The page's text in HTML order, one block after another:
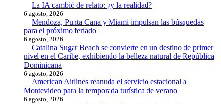
La IA cambió de relato: ¿y la realidad?
6 agosto, 2026
Mendoza, Punta Cana y Miami impulsan las búsquedas
para el próximo feriado
6 agosto, 2026
Catalina Sugar Beach se convierte en un destino de primer
nivel en el Caribe, exhibiendo la belleza natural de República
Dominicana
6 agosto, 2026
American Airlines reanuda el servicio estacional a
Montevideo para la temporada turística de verano
6 agosto, 2026